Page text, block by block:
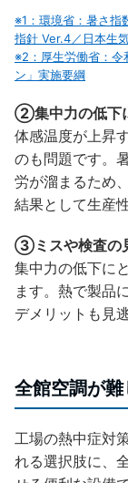
※1：環境省：暑さ指
指針 Ver.4／日本生気
※2：厚生労働省：令
ン」実施要綱
②集中力の低下
体感温度が上昇
のも問題です。
労が溜まるため
結果として生産
③ミスや検査の
集中力の低下に
ます。熱で製品
デメリットも見
全館空調が
工場の熱中症対
れる選択肢に、